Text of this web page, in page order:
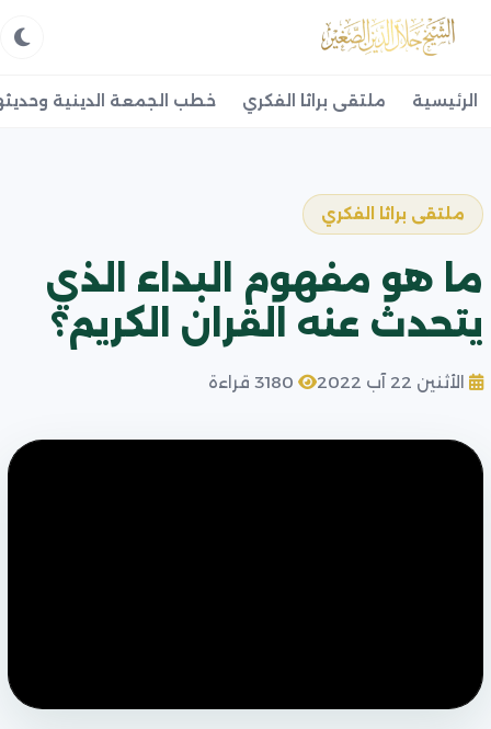
الرئيسية ملتقى براثا الفكري خطب الجمعة الدينية
ملتقى براثا الفكري
ما هو مفهوم البداء الذي
يتحدث عنه القران الكريم؟
الأثنين 22 آب 2022